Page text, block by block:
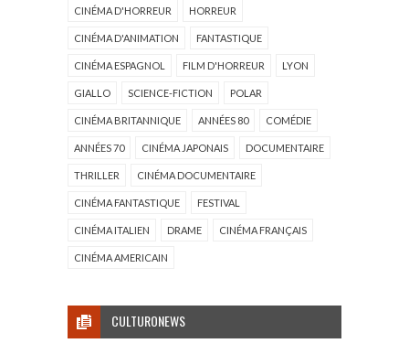
CINÉMA D'HORREUR HORREUR
CINÉMA D'ANIMATION FANTASTIQUE
CINÉMA ESPAGNOL FILM D'HORREUR LYON
GIALLO SCIENCE-FICTION POLAR
CINÉMA BRITANNIQUE ANNÉES 80 COMÉDIE
ANNÉES 70 CINÉMA JAPONAIS DOCUMENTAIRE
THRILLER CINÉMA DOCUMENTAIRE
CINÉMA FANTASTIQUE FESTIVAL
CINÉMA ITALIEN DRAME CINÉMA FRANÇAIS
CINÉMA AMERICAIN
CULTURONEWS